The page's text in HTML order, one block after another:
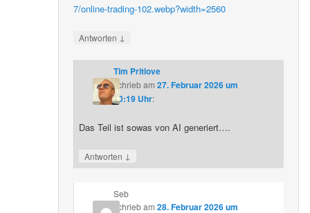
7/online-trading-102.webp?width=2560
Antworten ↓
Tim Pritlove
schriebam 27. Februar 2026 um
20:19 Uhr:
Das Teil ist sowas von AI generiert….
Antworten ↓
Seb
schriebam 28. Februar 2026 um